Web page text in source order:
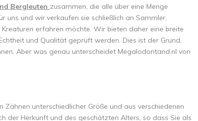
Bergleuten zusammen, die alle über eine Menge
uns und wir verkaufen sie schließlich an Sammler,
erfahren möchte. Wir bieten daher eine breite
und Qualität geprüft werden. Dies ist der Grund,
Aber was genau unterscheidet Megalodontand.nl von
unterschiedlicher Größe und aus verschiedenen
der Herkunft und des geschätzten Alters, so dass Sie als